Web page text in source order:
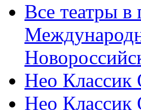
Все театры
Нео Классик
Нео Классик